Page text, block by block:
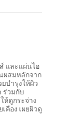
และแผ่นไฮ
ผสมหลักจาก
บำรุงให้ผิว
ร่วมกับ
ห้ดูกระจ่าง
คือง เผยผิวดู